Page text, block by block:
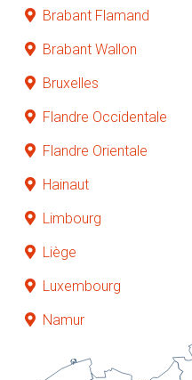
Brabant Flamand
Brabant Wallon
Bruxelles
Flandre Occidentale
Flandre Orientale
Hainaut
Limbourg
Liège
Luxembourg
Namur